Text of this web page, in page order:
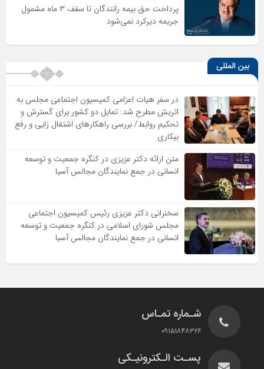
پرداخت حق بیمه رانندگان تا سقف ۳ ماه مشمول
جریمه دیرکرد نمی‌شود
بین المللی
در سفر هیات اعزامی کمیسیون اجتماعی مجلس به
اتریش مطرح شد: تمایل دو کشور برای گسترش و
تحکیم روابط/ بررسی راهکارهای اشتغال زایی و رفع
بیکاری
متن ارائه دکتر عزیزى در کنگره جمعیت و توسعه
انسانى در جمع نمایندگان مجالس آسیا
سخنرانى دکتر عزیزى رئیس کمیسیون اجتماعى
مجلس شوراى اسلامى در کنگره جمعیت و توسعه
انسانى در جمع نمایندگان مجالس آسیا
شـماره تمـاس
۰۹۱۵۱۸۴۸۳۲۶
پسـت الـکترونیـکی